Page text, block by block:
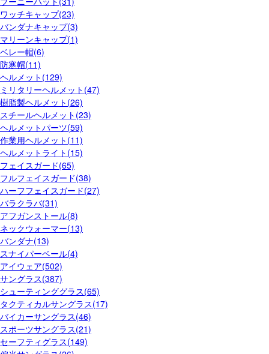
ワッチキャップ(23)
バンダナキャップ(3)
マリーンキャップ(1)
ベレー帽(6)
防寒帽(11)
ヘルメット(129)
ミリタリーヘルメット(47)
樹脂製ヘルメット(26)
スチールヘルメット(23)
ヘルメットパーツ(59)
作業用ヘルメット(11)
ヘルメットライト(15)
フェイスガード(65)
フルフェイスガード(38)
ハーフフェイスガード(27)
バラクラバ(31)
アフガンストール(8)
ネックウォーマー(13)
バンダナ(13)
スナイパーベール(4)
アイウェア(502)
サングラス(387)
シューティンググラス(65)
タクティカルサングラス(17)
バイカーサングラス(46)
スポーツサングラス(21)
セーフティグラス(149)